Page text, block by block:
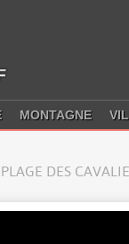
MONTAGNE
PLAGE DES